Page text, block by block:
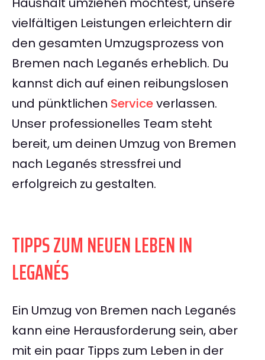
vielfältigen Leistungen erleichtern dir
den gesamten Umzugsprozess von
Bremen nach Leganés erheblich. Du
kannst dich auf einen reibungslosen
und pünktlichen Serviceverlassen.
Unser professionelles Team steht
bereit, um deinen Umzug von Bremen
nach Leganés stressfrei und
erfolgreich zu gestalten.
TIPPS ZUM NEUEN LEBEN IN
LEGANÉS
Ein Umzug von Bremen nach Leganés
kann eine Herausforderung sein, aber
mit ein paar Tipps zum Leben in der